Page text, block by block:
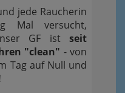
jede Raucherin
Mal versucht,
GF ist seit
"clean" - von
Tag auf Null und